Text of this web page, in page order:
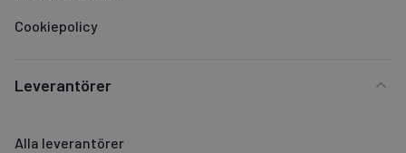
Cookiepolicy
Leverantörer
Alla leverantörer